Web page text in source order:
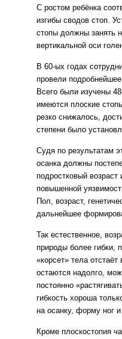
С ростом ребёнка
изгибы сводов стоп.
стопы должны занять
вертикальной оси
В 60-ых годах
провели
Всего были изучены
имеются плоские
резко снижалось,
степени было
Судя по результатам
осанка должны
подростковый
повышенной
Пол, возраст,
дальнейшее
Так естественное,
природы более гибки,
«корсет» тела
остаются надолго,
постоянно
гибкость хороша
на осанку, форму ног
Кроме плоскостопия